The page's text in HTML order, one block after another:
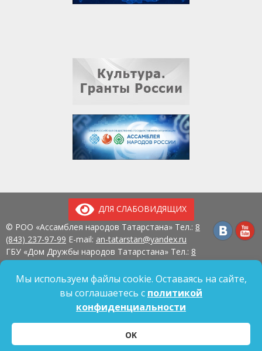
ДЛЯ СЛАБОВИДЯЩИХ
© РОО «Ассамблея народов Татарстана» Тел.: 8
(843) 237-97-99 E-mail: an-tatarstan@yandex.ru
ГБУ «Дом Дружбы народов Татарстана» Тел.: 8
420107, г. Казань, ул. Павлюхина, д. 57
Политика обработки персональных данных
Согласие на обработку персональных данных
Мы используем файлы cookie. Оставаясь на сайте,
вы соглашаетесь с политикой
конфиденциальности
OK